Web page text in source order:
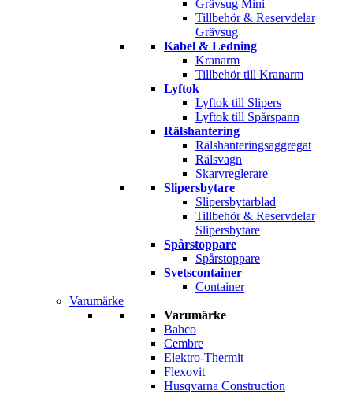
Grävsug Mini
Tillbehör & Reservdelar
Grävsug
Kabel & Ledning
Kranarm
Tillbehör till Kranarm
Lyftok
Lyftok till Slipers
Lyftok till Spårspann
Rälshantering
Rälshanteringsaggregat
Rälsvagn
Skarvreglerare
Slipersbytare
Slipersbytarblad
Tillbehör & Reservdelar
Slipersbytare
Spårstoppare
Spårstoppare
Svetscontainer
Container
Varumärke
Varumärke
Bahco
Cembre
Elektro-Thermit
Flexovit
Husqvarna Construction